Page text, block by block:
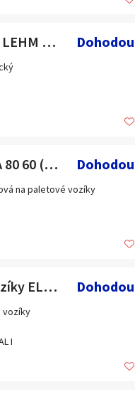
Paletový vozík elektrický LEHM 50 MP (6533.) Dohodou
Nabíječ akumulátoru ESA 80 60 (12101.) Dohodou
na paletové vozíky
Dobíječka na paletové vozíky ELEKTRONIK OPTIMAL I (6534.) Dohodou
vozíky
I